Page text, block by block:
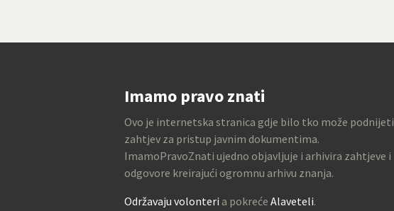
Imamo pravo znati
Ovo je internetska stranica gdje bilo tko može podnijeti
zahtjev za pristup javnim dokumentima.
ImamoPravoZnati ujedno objavljuje i arhivira zahtjeve i
odgovore kreirajući ogromnu arhivu znanja.
Održavaju volonteri a pokreće Alaveteli.